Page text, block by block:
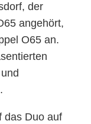
der
angehört,
O65 an.
das Duo auf